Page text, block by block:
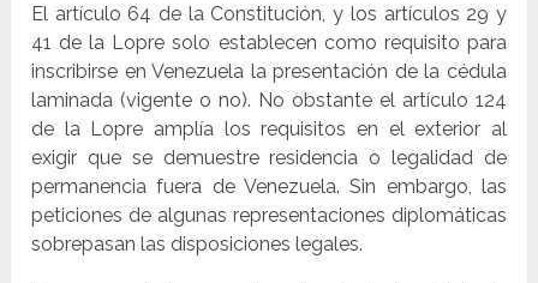
El artículo 64 de la Constitución, y los artículos 29 y
41 de la Lopre solo establecen como requisito para
inscribirse en Venezuela la presentación de la cédula
laminada (vigente o no). No obstante el artículo 124
de la Lopre amplía los requisitos en el exterior al
exigir que se demuestre residencia o legalidad de
permanencia fuera de Venezuela. Sin embargo, las
peticiones de algunas representaciones diplomáticas
sobrepasan las disposiciones legales.